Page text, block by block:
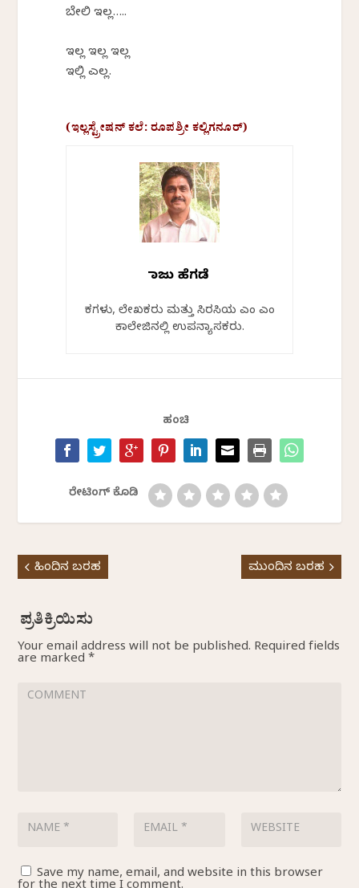
ಬೇಲಿ ಇಲ್ಲ…..
ಇಲ್ಲ ಇಲ್ಲ ಇಲ್ಲ
ಇಲ್ಲಿ ಎಲ್ಲ.
(ಇಲ್ಲಸ್ಟ್ರೇಷನ್ ಕಲೆ: ರೂಪಶ್ರೀ ಕಲ್ಲಿಗನೂರ್)
ರಾಜು ಹೆಗಡೆ
ಕವಿಗಳು, ಲೇಖಕರು ಮತ್ತು ಸಿರಸಿಯ ಎಂ ಎಂ
ಕಾಲೇಜಿನಲ್ಲಿ ಉಪನ್ಯಾಸಕರು.
ಹಂಚಿ
ರೇಟಿಂಗ್ ಕೊಡಿ
ಹಿಂದಿನ ಬರಹ ಮುಂದಿನ ಬರಹ
Your email address will not be published. Required fields
are marked *
Save my name, email, and website in this browser